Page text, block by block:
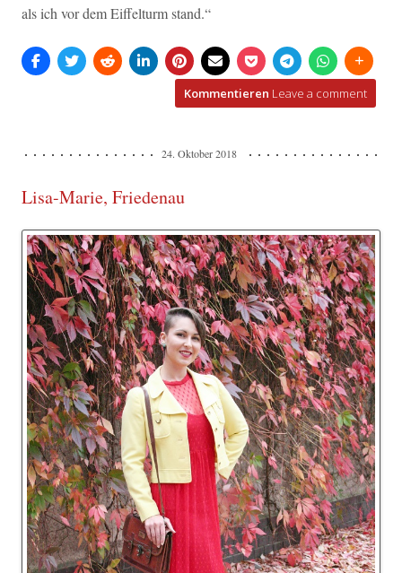
als ich vor dem Eiffelturm stand.“
Kommentieren Leave a comment
24. Oktober 2018
Lisa-Marie, Friedenau